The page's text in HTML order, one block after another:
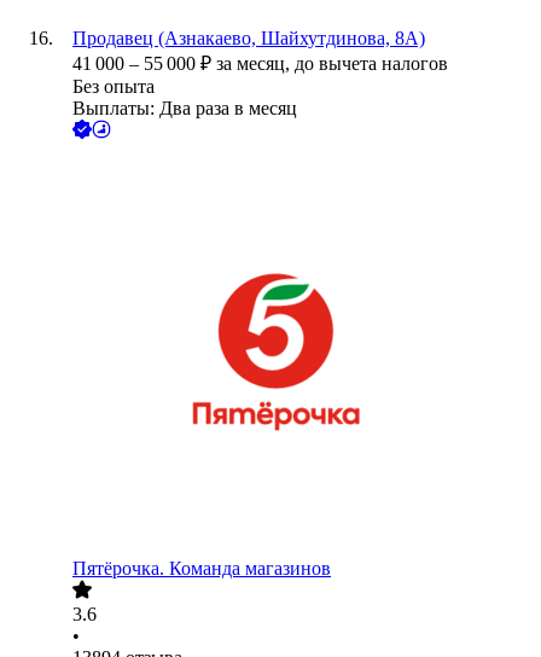
Продавец (Азнакаево, Шайхутдинова, 8А)
41 000 – 55 000 ₽ за месяц, до вычета налогов
Без опыта
Выплаты: Два раза в месяц
Пятёрочка. Команда магазинов
3.6
•